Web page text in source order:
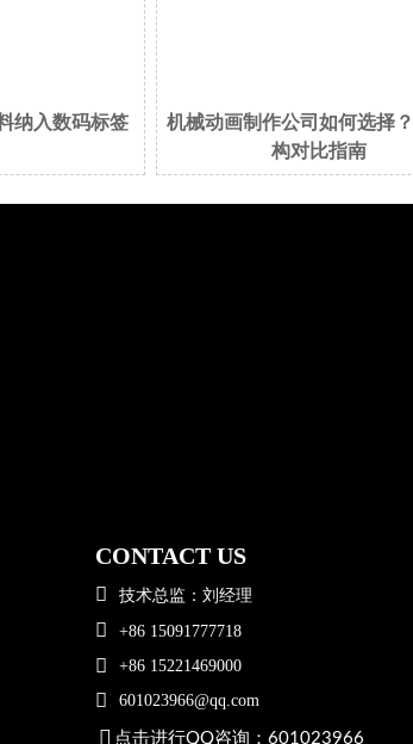
纳入数码标签
机械动画制作公司如何选择
构对比指南
CONTACT US
 技术总监：刘经理
 +86 15091777718
 +86 15221469000
 601023966@qq.com
 点击进行QQ咨询：601023966